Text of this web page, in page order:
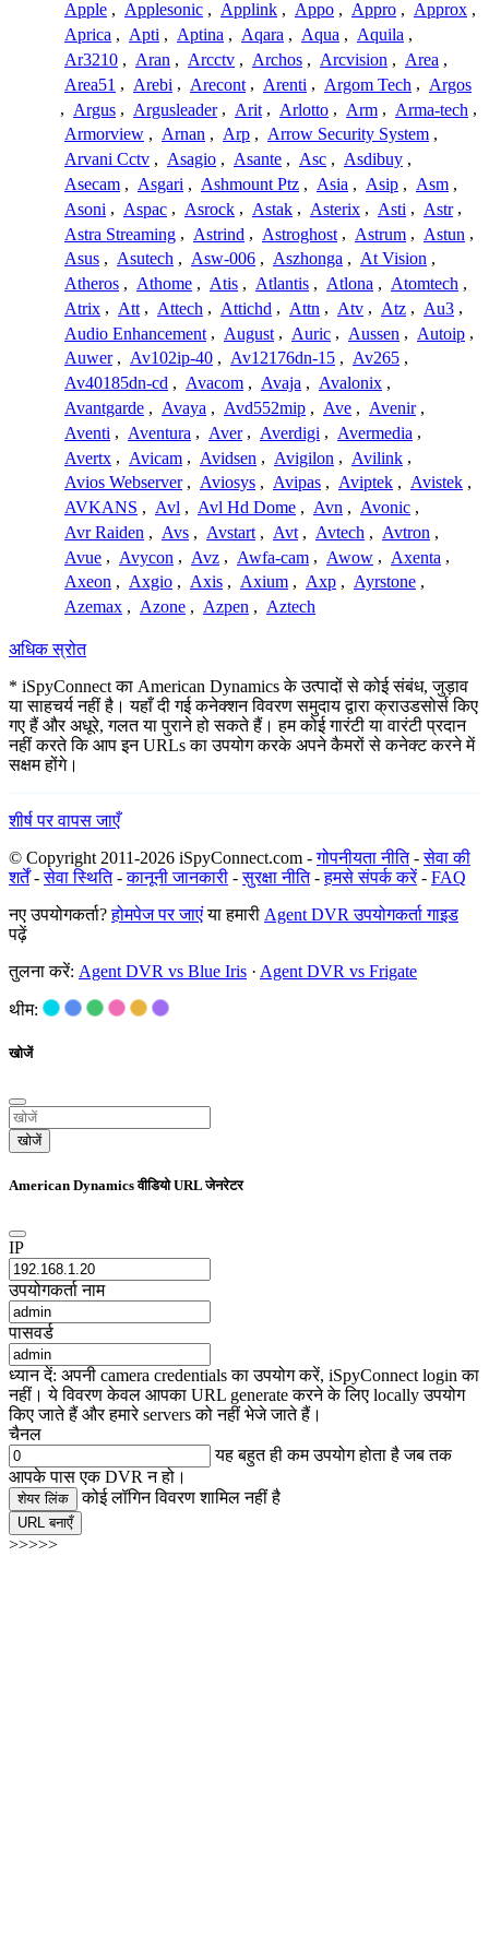
Apple , Applesonic , Applink , Appo , Appro , Approx ,
Aprica , Apti , Aptina , Aqara , Aqua , Aquila ,
Ar3210 , Aran , Arcctv , Archos , Arcvision , Area ,
Area51 , Arebi , Arecont , Arenti , Argom Tech , Argos
, Argus , Argusleader , Arit , Arlotto , Arm , Arma-tech ,
Armorview , Arnan , Arp , Arrow Security System ,
Arvani Cctv , Asagio , Asante , Asc , Asdibuy ,
Asecam , Asgari , Ashmount Ptz , Asia , Asip , Asm ,
Asoni , Aspac , Asrock , Astak , Asterix , Asti , Astr ,
Astra Streaming , Astrind , Astroghost , Astrum , Astun ,
Asus , Asutech , Asw-006 , Aszhonga , At Vision ,
Atheros , Athome , Atis , Atlantis , Atlona , Atomtech ,
Atrix , Att , Attech , Attichd , Attn , Atv , Atz , Au3 ,
Audio Enhancement , August , Auric , Aussen , Autoip ,
Auwer , Av102ip-40 , Av12176dn-15 , Av265 ,
Av40185dn-cd , Avacom , Avaja , Avalonix ,
Avantgarde , Avaya , Avd552mip , Ave , Avenir ,
Aventi , Aventura , Aver , Averdigi , Avermedia ,
Avertx , Avicam , Avidsen , Avigilon , Avilink ,
Avios Webserver , Aviosys , Avipas , Aviptek , Avistek ,
AVKANS , Avl , Avl Hd Dome , Avn , Avonic ,
Avr Raiden , Avs , Avstart , Avt , Avtech , Avtron ,
Avue , Avycon , Avz , Awfa-cam , Awow , Axenta ,
Axeon , Axgio , Axis , Axium , Axp , Ayrstone ,
Azemax , Azone , Azpen , Aztech
अधिक स्रोत
* iSpyConnect का American Dynamics के उत्पादों से कोई संबंध, जुड़ाव
या साहचर्य नहीं है। यहाँ दी गई कनेक्शन विवरण समुदाय द्वारा क्राउडसोर्स किए
गए हैं और अधूरे, गलत या पुराने हो सकते हैं। हम कोई गारंटी या वारंटी प्रदान
नहीं करते कि आप इन URLs का उपयोग करके अपने कैमरों से कनेक्ट करने में
सक्षम होंगे।
शीर्ष पर वापस जाएँ
© Copyright 2011-2026 iSpyConnect.com -गोपनीयता नीति-सेवा की
शर्तें-सेवा स्थिति-कानूनी जानकारी -सुरक्षा नीति-हमसे संपर्क करें- FAQ
नए उपयोगकर्ता?होमपेज पर जाएंया हमारी Agent DVR उपयोगकर्ता गाइड
पढ़ें
तुलना करें: Agent DVR vs Blue Iris · Agent DVR vs Frigate
थीम:
खोजें
खोजें
American Dynamics वीडियो URL जेनरेटर
IP
उपयोगकर्ता नाम
पासवर्ड
ध्यान दें: अपनी camera credentials का उपयोग करें, iSpyConnect login का
नहीं। ये विवरण केवल आपका URL generate करने के लिए locally उपयोग
किए जाते हैं और हमारे servers को नहीं भेजे जाते हैं।
चैनल
यह बहुत ही कम उपयोग होता है जब तक
आपके पास एक DVR न हो।
शेयर लिंक कोई लॉगिन विवरण शामिल नहीं है
URL बनाएँ
>>>>>